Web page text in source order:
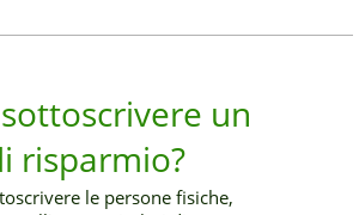
un
risparmio?
le persone fisiche,